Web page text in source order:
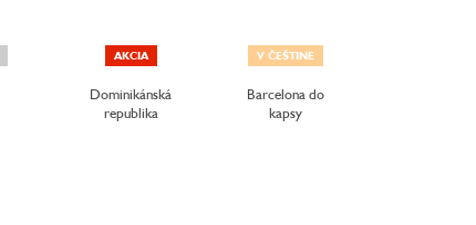
AKCIA
Dominikánská
republika
V ČEŠTINE
Barcelona do
kapsy